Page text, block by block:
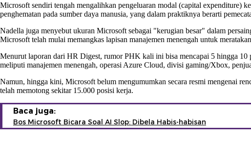
Microsoft sendiri tengah mengalihkan pengeluaran modal (capital expenditure)
penghematan pada sumber daya manusia, yang dalam praktiknya berarti
Nadella juga menyebut ukuran Microsoft sebagai "kerugian besar" dalam
Microsoft telah mulai memangkas lapisan manajemen menengah untuk
Menurut laporan dari HR Digest, rumor PHK kali ini bisa mencapai 5 hingga 10
meliputi manajemen menengah, operasi Azure Cloud, divisi gaming/Xbox,
Namun, hingga kini, Microsoft belum mengumumkan secara resmi mengenai
telah memotong sekitar 15.000 posisi kerja.
Baca juga:
Bos Microsoft Bicara Soal AI Slop: Dibela Habis-habisan